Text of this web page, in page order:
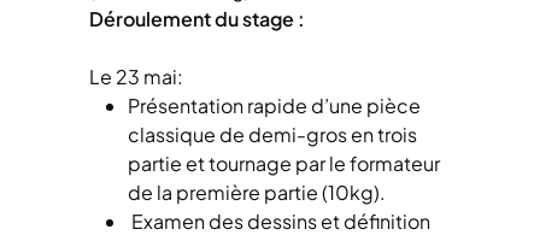
Déroulement du stage :
Le 23 mai:
Présentation rapide d’une pièce
classique de demi-gros en trois
partie et tournage par le formateur
de la première partie (10kg).
Examen des dessins et définition